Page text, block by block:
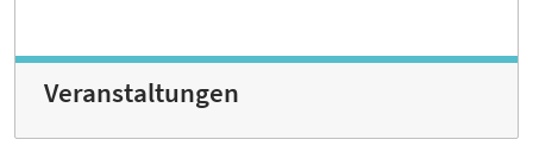
Veranstaltungen